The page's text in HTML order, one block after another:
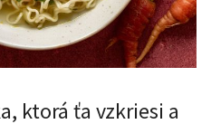
ktorá ťa vzkriesi a